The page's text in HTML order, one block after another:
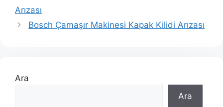
Arızası
Bosch Çamaşır Makinesi Kapak Kilidi Arızası
Ara
Ara